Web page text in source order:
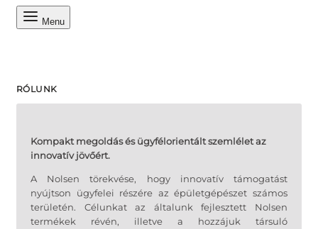
Menu
RÓLUNK
Kompakt megoldás és ügyfélorientált szemlélet az
innovatív jövőért.
A Nolsen törekvése, hogy innovatív támogatást
nyújtson ügyfelei részére az épületgépészet számos
területén. Célunkat az általunk fejlesztett Nolsen
termékek révén, illetve a hozzájuk társuló